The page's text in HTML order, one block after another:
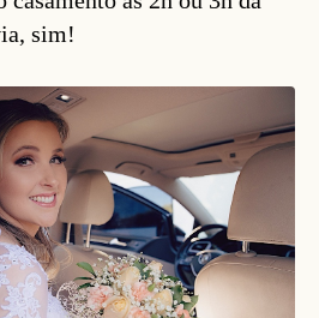
sim!